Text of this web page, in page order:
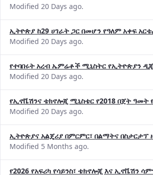
ኢትዮጵያ ከ29 ሀገራት ጋር በመሆን የዓለም አቀፍ
Modified 20 Days ago.
የተባበሩት አረብ ኤምሬቶች ሚኒስትር የኢትዮጵያን
Modified 20 Days ago.
የኢኖቬሽንና ቴክኖሎጂ ሚኒስቴር የ2018 በጀት
Modified 20 Days ago.
ኢትዮጵያና አልጄሪያ በምርምር፣ በልማትና በስታርታፕ
Modified 5 Months ago.
የ2026 የአፍሪካ የሳይንስ፣ ቴክኖሎጂ እና ኢኖቬሽን
Modified 5 Months ago.